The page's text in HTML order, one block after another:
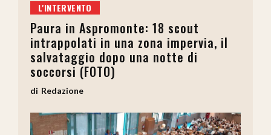
L'INTERVENTO
Paura in Aspromonte: 18 scout
intrappolati in una zona impervia, il
salvataggio dopo una notte di
soccorsi (FOTO)
Redazione